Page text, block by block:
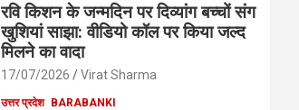
रवि किशन के जन्मदिन पर दिव्यांग बच्चों संग
खुशियां साझा: वीडियो कॉल पर किया जल्द
मिलने का वादा
17/07/2026 Virat Sharma
उत्तर प्रदेश BARABANKI